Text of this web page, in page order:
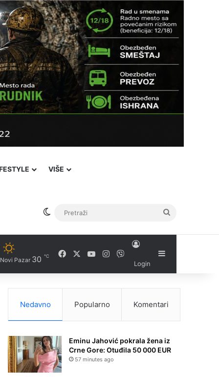
VIŠE
Switch skin
Novi Pazar 30 ℃ FacebookYouTubeInstagram
Viber
Login
Sidebar
Nedavno Popularno Komentari
Eminu Jahović pokrala žena iz
Crne Gore: Otuđila 50 000 EUR
57 minutes ago